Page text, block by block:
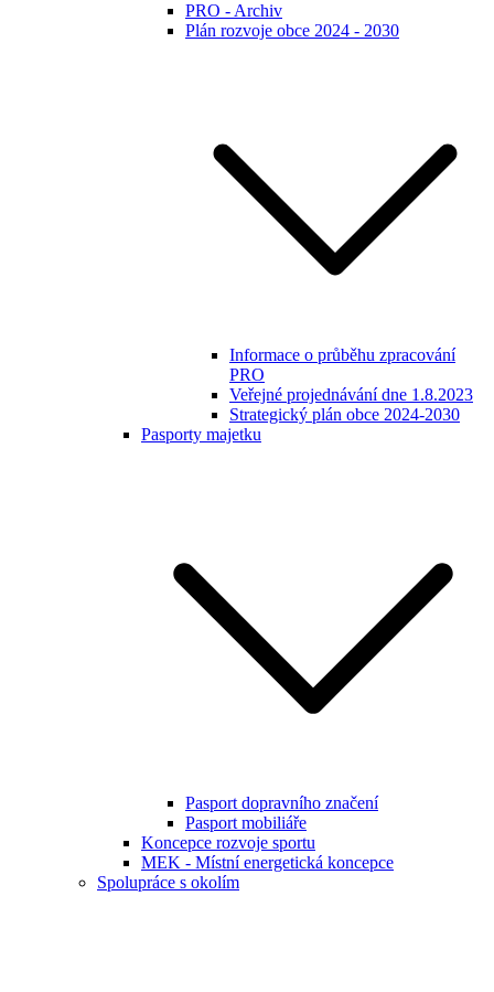
PRO - Archiv
Plán rozvoje obce 2024 - 2030
Informace o průběhu zpracování
PRO
Veřejné projednávání dne 1.8.2023
Strategický plán obce 2024-2030
Pasporty majetku
Pasport dopravního značení
Pasport mobiliáře
Koncepce rozvoje sportu
MEK - Místní energetická koncepce
Spolupráce s okolím